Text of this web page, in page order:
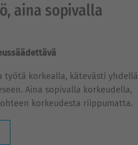
aina sopivalla
työtä korkealla, kätevästi yhdellä
Aina sopivalla korkeudella,
korkeudesta riippumatta.